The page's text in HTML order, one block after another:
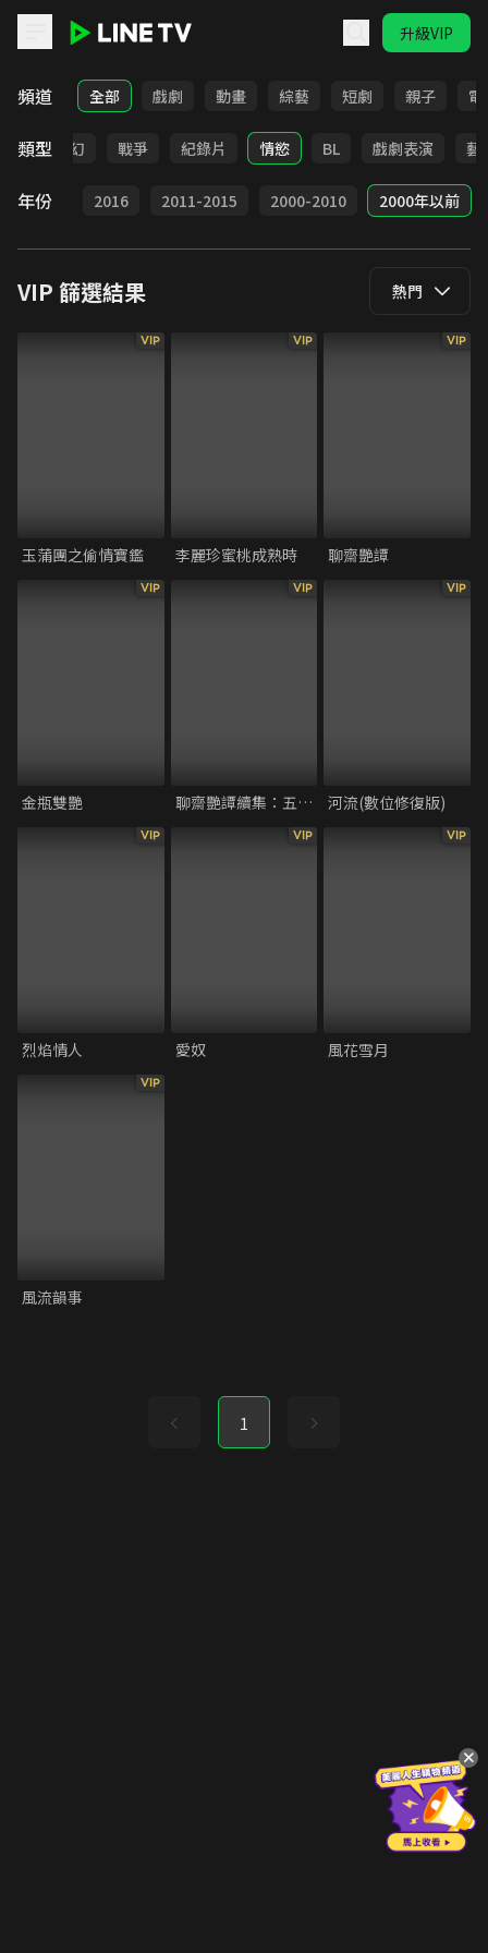
升級VIP
LINE TV - VIP
頻道 全部 戲劇 動畫 綜藝 短劇 親子 電
類型
史 奇幻 戰爭 紀錄片 情慾 BL 戲劇表演 藝
年份
2017 2016 2011-2015 2000-2010 2000年以前
VIP 篩選結果 熱門
VIP
玉蒲團之偷情寶鑑
VIP
李麗珍蜜桃成熟時
VIP
聊齋艷譚
VIP
金瓶雙艷
VIP
聊齋艷譚續集：五通神
VIP
河流(數位修復版)
VIP
烈焰情人
VIP
愛奴
VIP
風花雪月
VIP
風流韻事
1